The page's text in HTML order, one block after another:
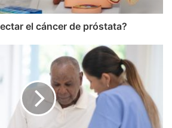
el cáncer de próstata?